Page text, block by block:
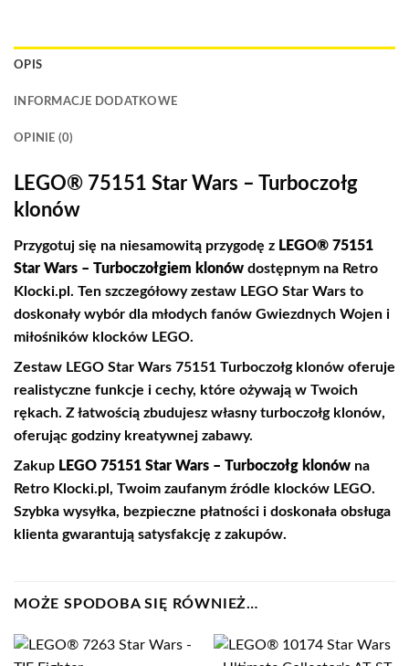
OPIS
INFORMACJE DODATKOWE
OPINIE (0)
LEGO® 75151 Star Wars – Turboczołg
klonów
Przygotuj się na niesamowitą przygodę z LEGO® 75151
Star Wars – Turboczołgiem klonów dostępnym na Retro
Klocki.pl. Ten szczegółowy zestaw LEGO Star Wars to
doskonały wybór dla młodych fanów Gwiezdnych Wojen i
miłośników klocków LEGO.
Zestaw LEGO Star Wars 75151 Turboczołg klonów oferuje
realistyczne funkcje i cechy, które ożywają w Twoich
rękach. Z łatwością zbudujesz własny turboczołg klonów,
oferując godziny kreatywnej zabawy.
Zakup LEGO 75151 Star Wars – Turboczołg klonów na
Retro Klocki.pl, Twoim zaufanym źródle klocków LEGO.
Szybka wysyłka, bezpieczne płatności i doskonała obsługa
klienta gwarantują satysfakcję z zakupów.
MOŻE SPODOBA SIĘ RÓWNIEŻ…